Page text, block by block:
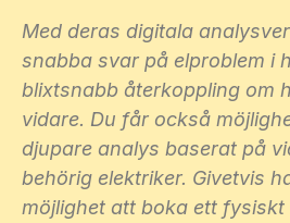
Med deras digitala
snabba svar på elproblem i
blixtsnabb återkoppling om
vidare. Du får också
djupare analys baserat på
behörig elektriker. Givetvis
möjlighet att boka ett fysiskt